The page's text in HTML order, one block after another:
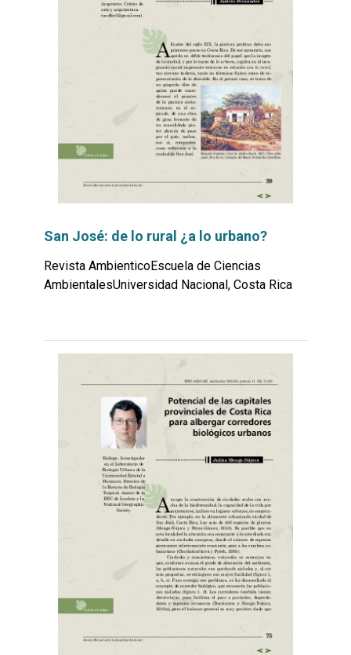
San José: de lo rural ¿a lo urbano?
Revista AmbienticoEscuela de Ciencias
AmbientalesUniversidad Nacional, Costa Rica